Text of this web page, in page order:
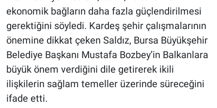
ekonomik bağların daha fazla güçlendirilmesi
gerektiğini söyledi. Kardeş şehir çalışmalarının
önemine dikkat çeken Saldız, Bursa Büyükşehir
Belediye Başkanı Mustafa Bozbey’in Balkanlara
büyük önem verdiğini dile getirerek ikili
ilişkilerin sağlam temeller üzerinde süreceğini
ifade etti.